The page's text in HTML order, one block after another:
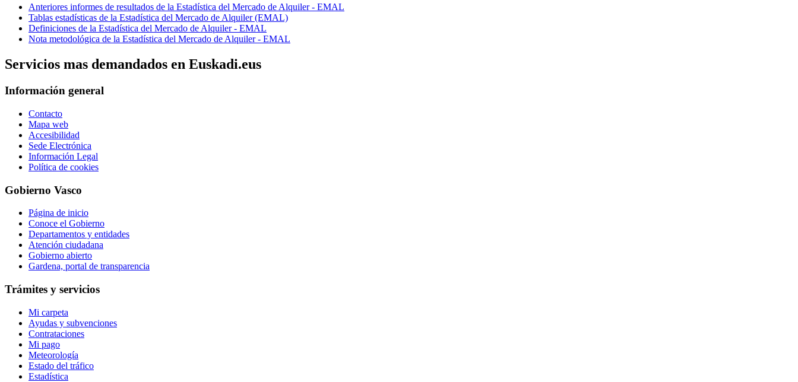
Anteriores informes de resultados de la Estadística del Mercado de Alquiler - EMAL
Tablas estadísticas de la Estadística del Mercado de Alquiler (EMAL)
Definiciones de la Estadística del Mercado de Alquiler - EMAL
Nota metodológica de la Estadística del Mercado de Alquiler - EMAL
Servicios mas demandados en Euskadi.eus
Información general
Contacto
Mapa web
Accesibilidad
Sede Electrónica
Información Legal
Política de cookies
Gobierno Vasco
Página de inicio
Conoce el Gobierno
Departamentos y entidades
Atención ciudadana
Gobierno abierto
Gardena, portal de transparencia
Trámites y servicios
Mi carpeta
Ayudas y subvenciones
Contrataciones
Mi pago
Meteorología
Estado del tráfico
Estadística